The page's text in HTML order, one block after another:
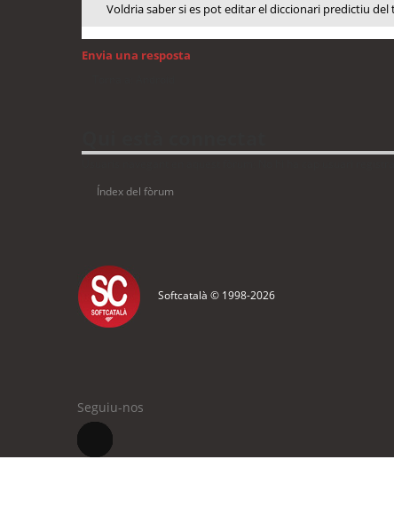
Voldria saber si es pot editar el diccionari predictiu
Envia una resposta
Índex del fòrum
Softcatalà © 1998-2026
Seguiu-nos